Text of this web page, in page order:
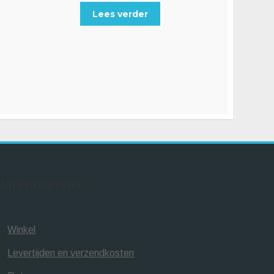
Lees verder
Winkel
Levertijden en verzendkosten